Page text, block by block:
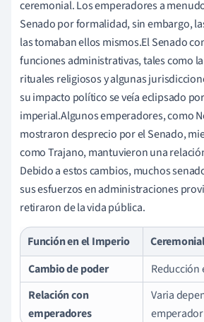
ceremonial. Los emperadores a
Senado por formalidad, sin embargo,
las tomaban ellos mismos.El Senado
funciones administrativas, tales como
rituales religiosos y algunas
su impacto político se veía eclipsado
imperial.Algunos emperadores, como
mostraron desprecio por el Senado,
como Trajano, mantuvieron una
Debido a estos cambios, muchos
sus esfuerzos en administraciones
retiraron de la vida pública.
Función en el Imperio
Cambio de poder
Reducción
Relación con
emperadores
Varia
emperador